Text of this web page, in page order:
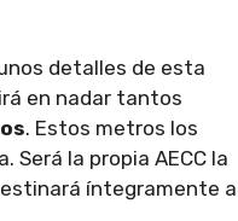
detalles de esta
en nadar tantos
. Estos metros los
la propia AECC la
íntegramente a